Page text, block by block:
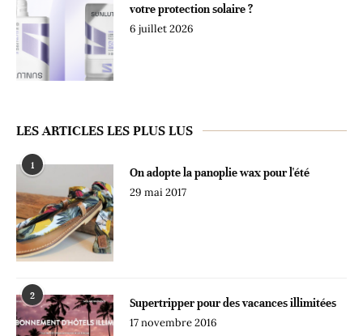
votre protection solaire ?
6 juillet 2026
LES ARTICLES LES PLUS LUS
1
On adopte la panoplie wax pour l'été
29 mai 2017
2
Supertripper pour des vacances illimitées
17 novembre 2016